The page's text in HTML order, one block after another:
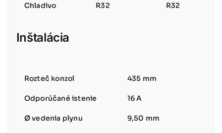
Chladivo R32 R32
Inštalácia
Rozteč konzol 435 mm
Odporúčané istenie 16 A
Ø vedenia plynu 9,50 mm